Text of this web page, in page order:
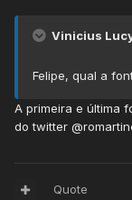
Vinicius
Felipe, qual a
A primeira e última
do twitter
Quote